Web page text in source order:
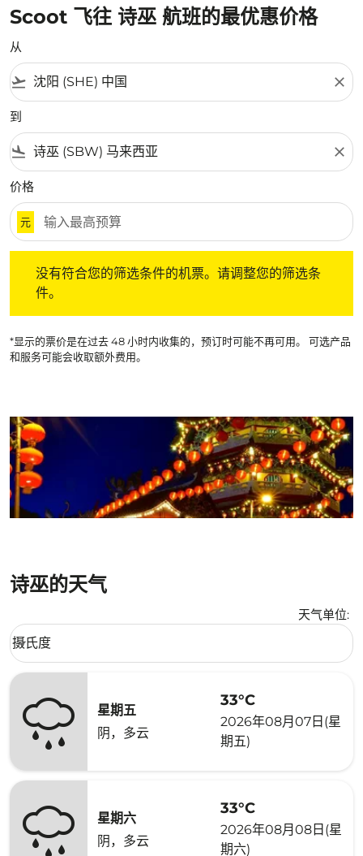
Scoot 飞往 诗巫 航班的最优惠价格
从
flight_takeoff close
到
flight_land close
价格
元
没有符合您的筛选条件的机票。请调整您的筛选条
件。
*显示的票价是在过去 48 小时内收集的，预订时可能不再可用。 可选产品
和服务可能会收取额外费用。
诗巫的天气
天气单位:
Weather unit option 摄氏度 Selected
摄氏度
keyboard_arrow_down
星期五
阴，多云
33°C
2026年08月07日(星
期五)
星期六
阴，多云
33°C
2026年08月08日(星
期六)